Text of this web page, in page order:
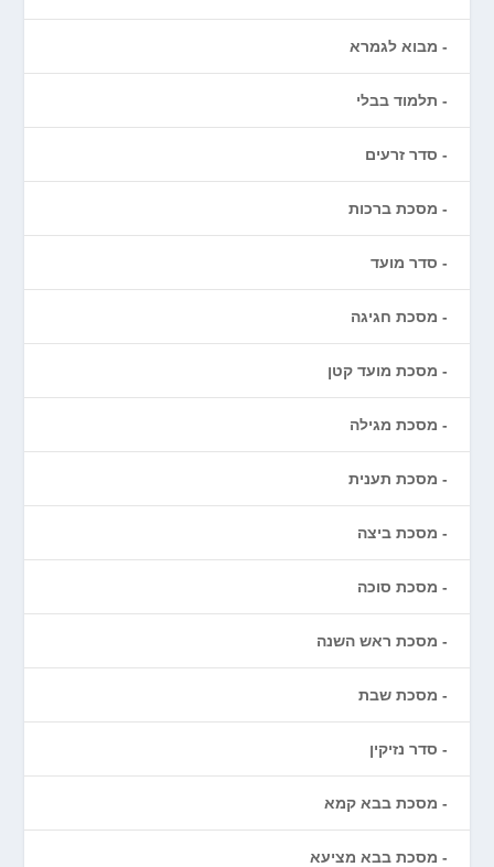
מבוא לגמרא
תלמוד בבלי
סדר זרעים
מסכת ברכות
סדר מועד
מסכת חגיגה
מסכת מועד קטן
מסכת מגילה
מסכת תענית
מסכת ביצה
מסכת סוכה
מסכת ראש השנה
מסכת שבת
סדר נזיקין
מסכת בבא קמא
מסכת בבא מציעא